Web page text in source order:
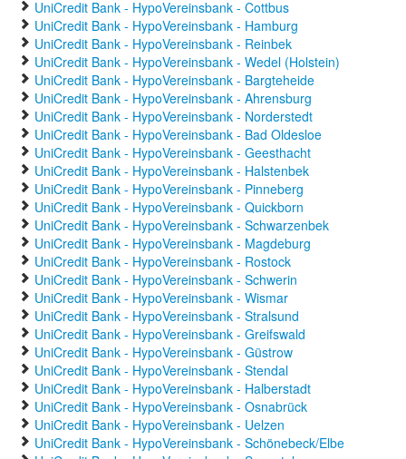
UniCredit Bank - HypoVereinsbank - Cottbus
UniCredit Bank - HypoVereinsbank - Hamburg
UniCredit Bank - HypoVereinsbank - Reinbek
UniCredit Bank - HypoVereinsbank - Wedel (Holstein)
UniCredit Bank - HypoVereinsbank - Bargteheide
UniCredit Bank - HypoVereinsbank - Ahrensburg
UniCredit Bank - HypoVereinsbank - Norderstedt
UniCredit Bank - HypoVereinsbank - Bad Oldesloe
UniCredit Bank - HypoVereinsbank - Geesthacht
UniCredit Bank - HypoVereinsbank - Halstenbek
UniCredit Bank - HypoVereinsbank - Pinneberg
UniCredit Bank - HypoVereinsbank - Quickborn
UniCredit Bank - HypoVereinsbank - Schwarzenbek
UniCredit Bank - HypoVereinsbank - Magdeburg
UniCredit Bank - HypoVereinsbank - Rostock
UniCredit Bank - HypoVereinsbank - Schwerin
UniCredit Bank - HypoVereinsbank - Wismar
UniCredit Bank - HypoVereinsbank - Stralsund
UniCredit Bank - HypoVereinsbank - Greifswald
UniCredit Bank - HypoVereinsbank - Güstrow
UniCredit Bank - HypoVereinsbank - Stendal
UniCredit Bank - HypoVereinsbank - Halberstadt
UniCredit Bank - HypoVereinsbank - Osnabrück
UniCredit Bank - HypoVereinsbank - Uelzen
UniCredit Bank - HypoVereinsbank - Schönebeck/Elbe